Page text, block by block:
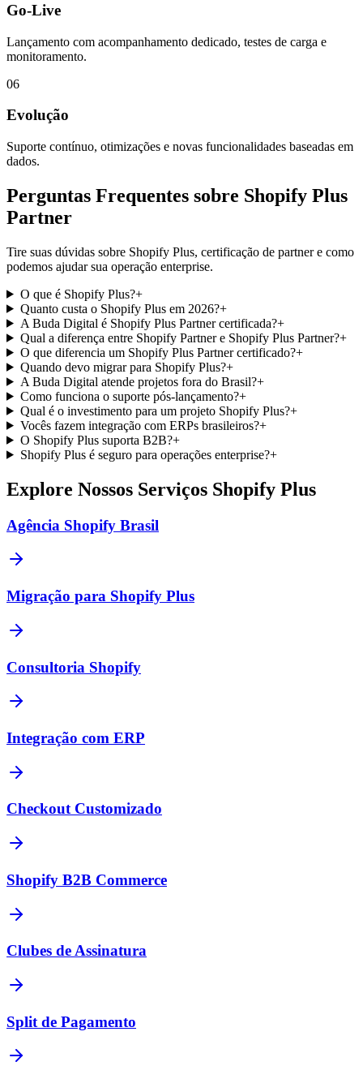
Go-Live
Lançamento com acompanhamento dedicado, testes de carga e
monitoramento.
06
Evolução
Suporte contínuo, otimizações e novas funcionalidades baseadas em
dados.
Perguntas Frequentes sobre Shopify Plus
Partner
Tire suas dúvidas sobre Shopify Plus, certificação de partner e como
podemos ajudar sua operação enterprise.
O que é Shopify Plus?+
Quanto custa o Shopify Plus em 2026?+
A Buda Digital é Shopify Plus Partner certificada?+
Qual a diferença entre Shopify Partner e Shopify Plus Partner?+
O que diferencia um Shopify Plus Partner certificado?+
Quando devo migrar para Shopify Plus?+
A Buda Digital atende projetos fora do Brasil?+
Como funciona o suporte pós-lançamento?+
Qual é o investimento para um projeto Shopify Plus?+
Vocês fazem integração com ERPs brasileiros?+
O Shopify Plus suporta B2B?+
Shopify Plus é seguro para operações enterprise?+
Explore Nossos Serviços Shopify Plus
Agência Shopify Brasil
Migração para Shopify Plus
Consultoria Shopify
Integração com ERP
Checkout Customizado
Shopify B2B Commerce
Clubes de Assinatura
Split de Pagamento